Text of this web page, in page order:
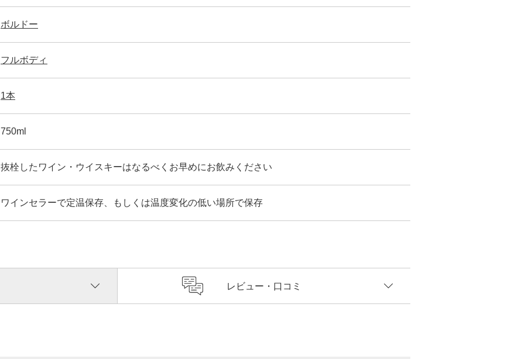
ボルドー
フルボディ
1本
750ml
抜栓したワイン・ウイスキーはなるべくお早めにお飲みください
ワインセラーで定温保存、もしくは温度変化の低い場所で保存
レビュー ・口コミ